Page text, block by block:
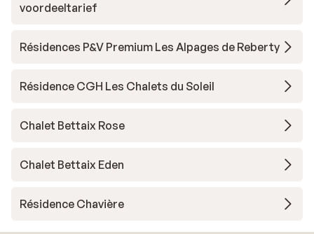
voordeeltarief
Résidences P&V Premium Les Alpages de Reberty
Résidence CGH Les Chalets du Soleil
Chalet Bettaix Rose
Chalet Bettaix Eden
Résidence Chavière